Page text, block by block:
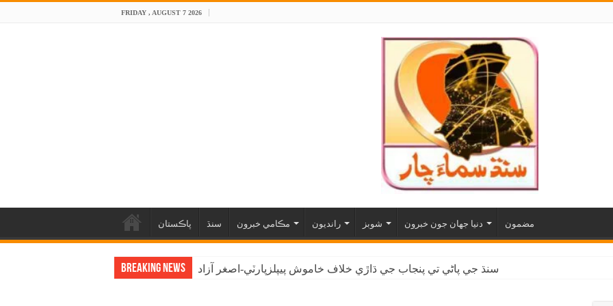
FRIDAY , AUGUST 7 2026
پاڪستان سنڌ مڪامي خبرون رانديون شوبز دنيا جهان جون خبرون مضمون
Breaking News سنڌ جي پاڻي تي پنجاب جي ڌاڙي خلاف خاموش پيپلزپارٽي-اصغر آزاد